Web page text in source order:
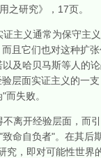
之研究》，17页。
义通常为保守主
且它们也对这种扩
及哈贝马斯等人的
层面实证主义的一
失败。
开经验层面，而
命自负者"。在其
，即对可能性世